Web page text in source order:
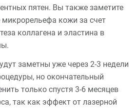
пятен. Вы также заметите
кожи за счет
коллагена и эластина в
заметны уже через 2-3 недели
но окончательный
только спустя 3-6 месяцев
так как эффект от лазерной